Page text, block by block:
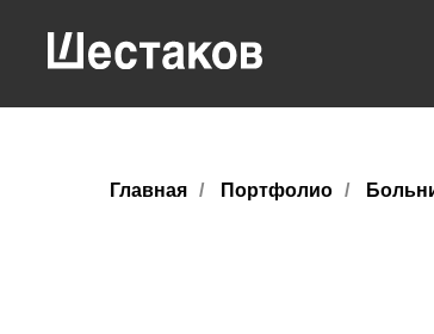
Главная / Портфолио /